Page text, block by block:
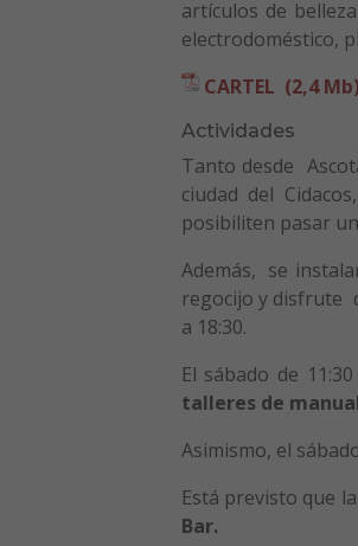
artículos de
electrodoméstico,
CARTEL (2,4
Actividades
Tanto desde
ciudad del
posibiliten pasar
Además, se
regocijo y disfrute
a 18:30.
El sábado de
talleres de
Asimismo, el
Está previsto que
Bar.